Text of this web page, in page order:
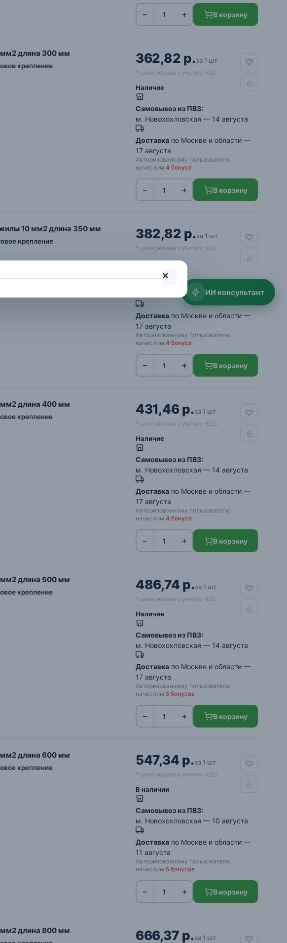
− + В корзину
длина 300 мм
крепление
362,82 р.за 1 шт
* цена указана с учетом НДС.
Наличие
Самовывоз из ПВЗ:
м. Новохохловская — 14 августа
Доставка по Москве и области —
17 августа
Авторизованному пользователю
начислим 4 бонуса
− + В корзину
10 мм2 длина 350 мм
крепление
382,82 р.за 1 шт
* цена указана с учетом НДС.
Наличие
Самовывоз из ПВЗ:
м. Новохохловская
— 14 августа
Доставка по Москве и области —
17 августа
Авторизованному пользователю
начислим 4 бонуса
− + В корзину
длина 400 мм
крепление
431,46 р.за 1 шт
* цена указана с учетом НДС.
Наличие
Самовывоз из ПВЗ:
м. Новохохловская — 14 августа
Доставка по Москве и области —
17 августа
Авторизованному пользователю
начислим 4 бонуса
− + В корзину
длина 500 мм
крепление
486,74 р.за 1 шт
* цена указана с учетом НДС.
Наличие
Самовывоз из ПВЗ:
м. Новохохловская — 14 августа
Доставка по Москве и области —
17 августа
Авторизованному пользователю
начислим 5 бонусов
− + В корзину
длина 600 мм
крепление
547,34 р.за 1 шт
* цена указана с учетом НДС.
В наличии
Самовывоз из ПВЗ:
м. Новохохловская — 10 августа
Доставка по Москве и области —
11 августа
Авторизованному пользователю
начислим 5 бонусов
− + В корзину
длина 800 мм 666,37 р.за 1 шт
ИИ консультант